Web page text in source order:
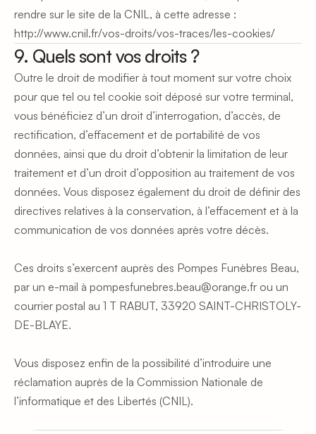
rendre sur le site de la CNIL, à cette adresse :
http://www.cnil.fr/vos-droits/vos-traces/les-cookies/
9. Quels sont vos droits ?
Outre le droit de modifier à tout moment sur votre choix
pour que tel ou tel cookie soit déposé sur votre terminal,
vous bénéficiez d’un droit d’interrogation, d’accès, de
rectification, d’effacement et de portabilité de vos
données, ainsi que du droit d’obtenir la limitation de leur
traitement et d’un droit d’opposition au traitement de vos
données. Vous disposez également du droit de définir des
directives relatives à la conservation, à l’effacement et à la
communication de vos données après votre décès.
Ces droits s’exercent auprès des Pompes Funèbres Beau,
par un e-mail à pompesfunebres.beau@orange.fr ou un
courrier postal au 1 T RABUT, 33920 SAINT-CHRISTOLY-
DE-BLAYE.
Vous disposez enfin de la possibilité d’introduire une
réclamation auprès de la Commission Nationale de
l’informatique et des Libertés (CNIL).